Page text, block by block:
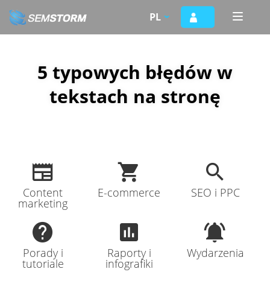
Przejdź
do
treści
Toggle
PL
Content
marketing
E-commerce SEO i PPC
Porady i
tutoriale
Raporty i
infografiki
Wydarzenia
5 typowych błędów w
tekstach na stronę